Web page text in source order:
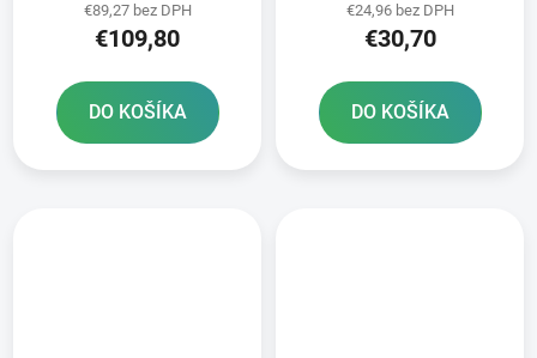
€89,27 bez DPH
€109,80
DO KOŠÍKA
€24,96 bez DPH
€30,70
DO KOŠÍKA